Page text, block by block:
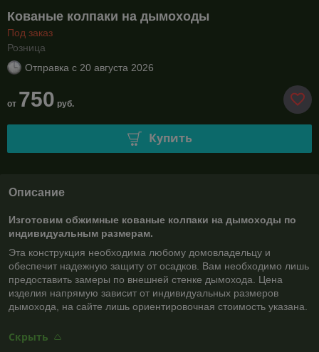
Кованые колпаки на дымоходы
Под заказ
Розница
Отправка с 20 августа 2026
от 750 руб.
Купить
Описание
Изготовим обжимные кованые колпаки на дымоходы по
индивидуальным размерам.
Эта конструкция необходима любому домовладельцу и
обеспечит надежную защиту от осадков. Вам необходимо лишь
предоставить замеры по внешней стенке дымохода. Цена
изделия напрямую зависит от индивидуальных размеров
дымохода, на сайте лишь ориентировочная стоимость указана.
Скрыть